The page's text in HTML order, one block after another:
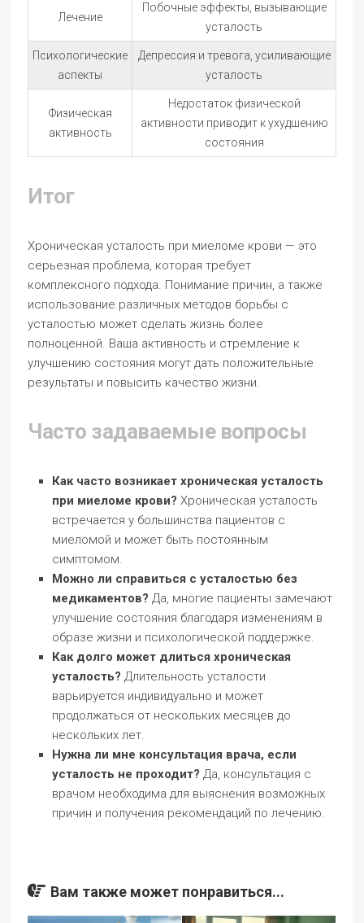
Лечение
Побочные эффекты, вызывающие
усталость
Психологические
аспекты
Депрессия и тревога, усиливающие
усталость
Физическая
активность
Недостаток физической
активности приводит к ухудшению
состояния
Итог
Хроническая усталость при миеломе крови — это
серьезная проблема, которая требует
комплексного подхода. Понимание причин, а также
использование различных методов борьбы с
усталостью может сделать жизнь более
полноценной. Ваша активность и стремление к
улучшению состояния могут дать положительные
результаты и повысить качество жизни.
Часто задаваемые вопросы
Как часто возникает хроническая усталость
при миеломе крови? Хроническая усталость
встречается у большинства пациентов с
миеломой и может быть постоянным
симптомом.
Можно ли справиться с усталостью без
медикаментов? Да, многие пациенты замечают
улучшение состояния благодаря изменениям в
образе жизни и психологической поддержке.
Как долго может длиться хроническая
усталость? Длительность усталости
варьируется индивидуально и может
продолжаться от нескольких месяцев до
нескольких лет.
Нужна ли мне консультация врача, если
усталость не проходит? Да, консультация с
врачом необходима для выяснения возможных
причин и получения рекомендаций по лечению.
Вам также может понравиться...